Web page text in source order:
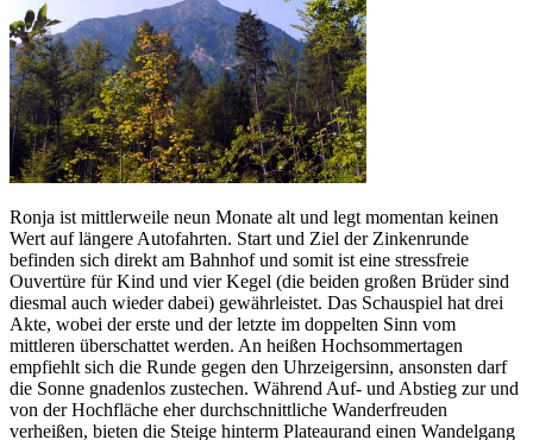
Ronja ist mittlerweile neun Monate alt und legt momentan keinen
Wert auf längere Autofahrten. Start und Ziel der Zinkenrunde
befinden sich direkt am Bahnhof und somit ist eine stressfreie
Ouvertüre für Kind und vier Kegel (die beiden großen Brüder sind
diesmal auch wieder dabei) gewährleistet. Das Schauspiel hat drei
Akte, wobei der erste und der letzte im doppelten Sinn vom
mittleren überschattet werden. An heißen Hochsommertagen
empfiehlt sich die Runde gegen den Uhrzeigersinn, ansonsten darf
die Sonne gnadenlos zustechen. Während Auf- und Abstieg zur und
von der Hochfläche eher durchschnittliche Wanderfreuden
verheißen, bieten die Steige hinterm Plateaurand einen Wandelgang